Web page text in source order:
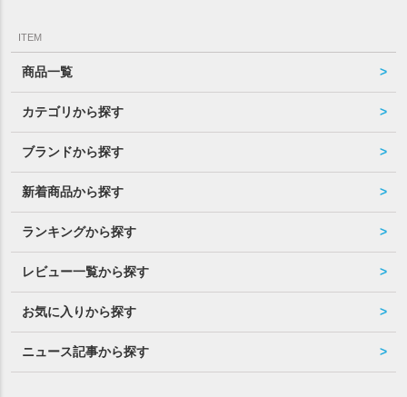
ITEM
商品一覧
カテゴリから探す
ブランドから探す
新着商品から探す
ランキングから探す
レビュー一覧から探す
お気に入りから探す
ニュース記事から探す